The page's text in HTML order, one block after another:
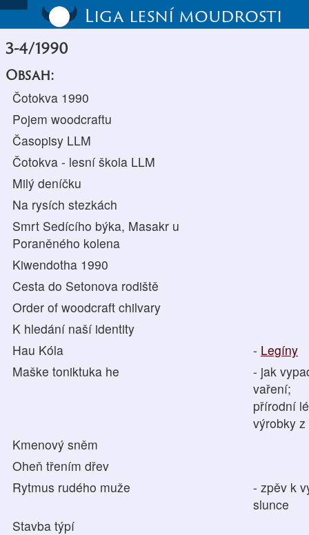
Liga lesní moudrosti
3-4/1990
Obsah:
Čotokva 1990
Pojem woodcraftu
Časopisy LLM
Čotokva - lesní škola LLM
Milý deníčku
Na rysích stezkách
Smrt Sedícího býka, Masakr u
Poraněného kolena
Kiwendotha 1990
Cesta do Setonova rodiště
Order of woodcraft chilvary
K hledání naší identity
Hau Kóla
- Legíny
Maške toniktuka he
- jak
vaření;
přírodní
výrobky
Kmenový sněm
Oheň třením dřev
Rytmus rudého muže
- zpěv k
slunce
Stavba týpí